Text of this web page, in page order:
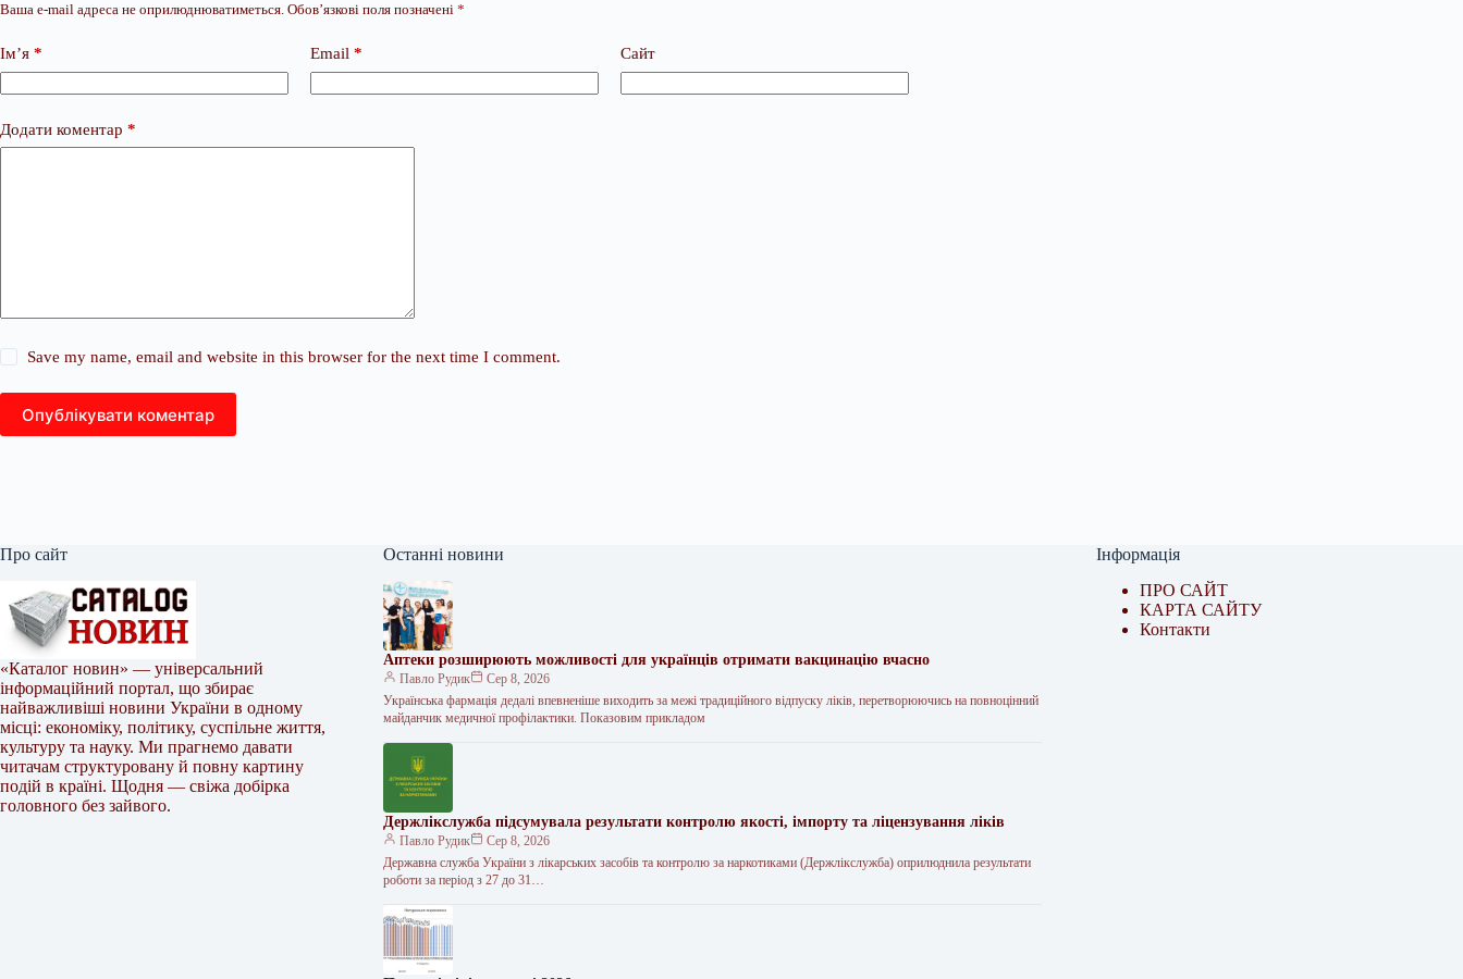
Ваша e-mail адреса не оприлюднюватиметься. Обов’язкові поля позначені *
Ім’я * Email * Сайт
Додати коментар *
Save my name, email and website in this browser for the next time I comment.
Опублікувати коментар
Про сайт
«Каталог новин» — універсальний
інформаційний портал, що збирає
найважливіші новини України в одному
місці: економіку, політику, суспільне життя,
культуру та науку. Ми прагнемо давати
читачам структуровану й повну картину
подій в країні. Щодня — свіжа добірка
головного без зайвого.
Останні новини
Аптеки розширюють можливості для українців отримати вакцинацію вчасно
Павло Рудик
Сер 8, 2026
Українська фармація дедалі впевненіше виходить за межі традиційного відпуску ліків, перетворюючись на повноцінний
майданчик медичної профілактики. Показовим прикладом
Держлікслужба підсумувала результати контролю якості, імпорту та ліцензування ліків
Павло Рудик
Сер 8, 2026
Державна служба України з лікарських засобів та контролю за наркотиками (Держлікслужба) оприлюднила результати
роботи за період з 27 до 31…
Інформація
ПРО САЙТ
КАРТА САЙТУ
Контакти